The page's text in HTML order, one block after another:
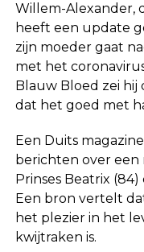
Willem-Alexander,
heeft een update
zijn moeder gaat
met het
Blauw Bloed zei hij
dat het goed met
Een Duits
berichten over een
Prinses Beatrix
Een bron vertelt
het plezier in het
kwijtraken is.